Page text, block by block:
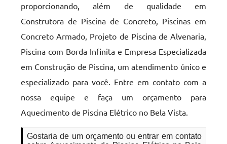
proporcionando, além de qualidade em
Construtora de Piscina de Concreto, Piscinas em
Concreto Armado, Projeto de Piscina de Alvenaria,
Piscina com Borda Infinita e Empresa Especializada
em Construção de Piscina, um atendimento único e
especializado para você. Entre em contato com a
nossa equipe e faça um orçamento para
Aquecimento de Piscina Elétrico no Bela Vista.
Gostaria de um orçamento ou entrar em contato